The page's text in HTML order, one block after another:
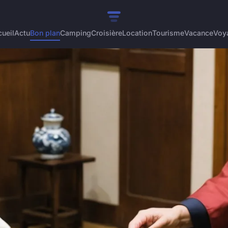
ActuBon planCampingCroisièreLocationTourismeVacance